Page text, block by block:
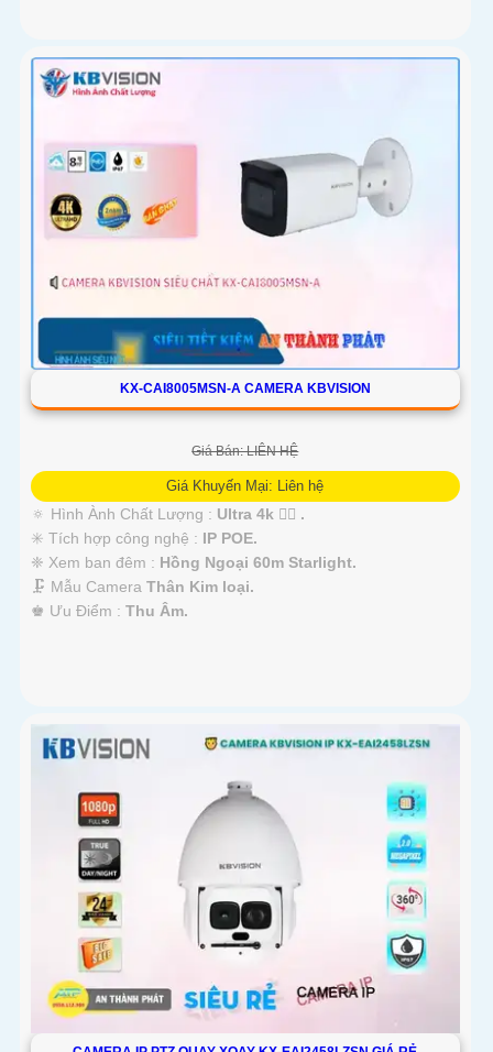
KX-CAI8005MSN-A CAMERA KBVISION
Giá Bán: LIÊN HỆ
Giá Khuyến Mại: Liên hệ
🔅 Hình Ành Chất Lượng : Ultra 4k 👍🏾 .
✳️ Tích hợp công nghệ : IP POE.
❈ Xem ban đêm : Hồng Ngoại 60m Starlight.
🗜️ Mẫu Camera Thân Kim loại.
️♚ Ưu Điểm : Thu Âm.